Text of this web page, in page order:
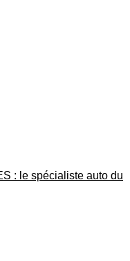
: le spécialiste auto du